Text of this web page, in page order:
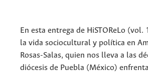
En esta entrega de HiSTOReLo
la vida sociocultural y política en
Rosas-Salas, quien nos lleva a las
diócesis de Puebla (México)